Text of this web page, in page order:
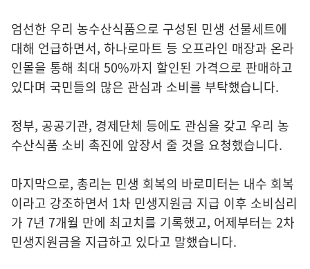
엄선한 우리 농수산식품으로 구성된 민생 선물세트에
대해 언급하면서, 하나로마트 등 오프라인 매장과 온라
인몰을 통해 최대 50%까지 할인된 가격으로 판매하고
있다며 국민들의 많은 관심과 소비를 부탁했습니다.
정부, 공공기관, 경제단체 등에도 관심을 갖고 우리 농
수산식품 소비 촉진에 앞장서 줄 것을 요청했습니다.
마지막으로, 총리는 민생 회복의 바로미터는 내수 회복
이라고 강조하면서 1차 민생지원금 지급 이후 소비심리
가 7년 7개월 만에 최고치를 기록했고, 어제부터는 2차
민생지원금을 지급하고 있다고 말했습니다.